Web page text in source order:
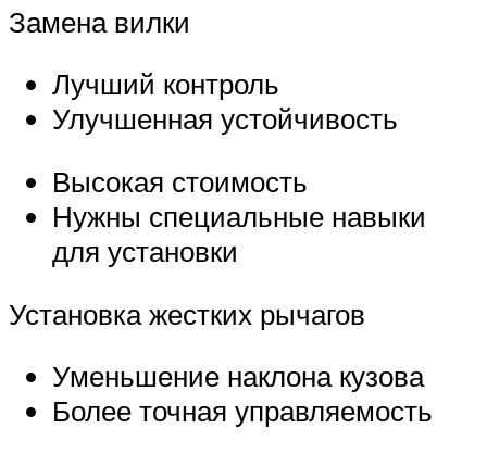
Замена вилки
Лучший контроль
Улучшенная устойчивость
Высокая стоимость
Нужны специальные навыки
для установки
Установка жестких рычагов
Уменьшение наклона кузова
Более точная управляемость